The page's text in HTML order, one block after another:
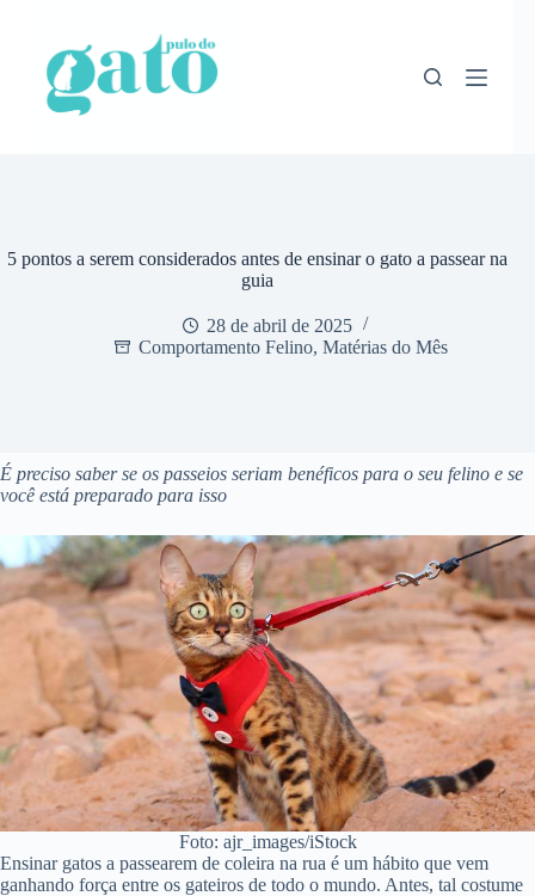
conteúdo
5 pontos a serem considerados antes de ensinar o gato a passear na
guia
28 de abril de 2025
Comportamento Felino, Matérias do Mês
É preciso saber se os passeios seriam benéficos para o seu felino e se
você está preparado para isso
Foto: ajr_images/iStock
Ensinar gatos a passearem de coleira na rua é um hábito que vem
ganhando força entre os gateiros de todo o mundo. Antes, tal costume